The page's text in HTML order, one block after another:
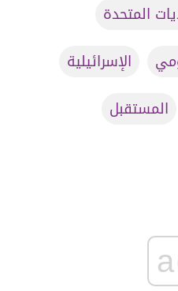
المتحدة
الإسرائيلية
المستقبل